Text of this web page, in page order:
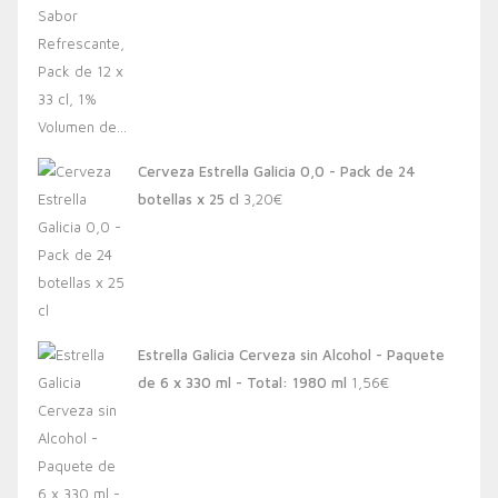
Cerveza Estrella Galicia 0,0 - Pack de 24
botellas x 25 cl 3,20€
Estrella Galicia Cerveza sin Alcohol - Paquete
de 6 x 330 ml - Total: 1980 ml 1,56€